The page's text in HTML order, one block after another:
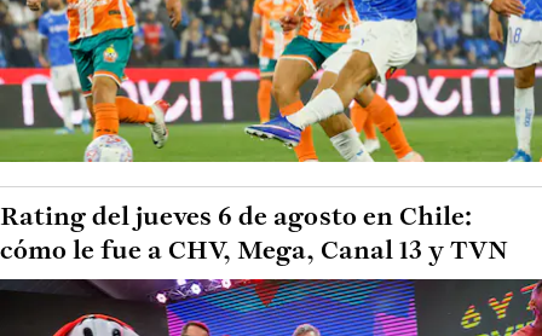
Rating del jueves 6 de agosto en Chile:
cómo le fue a CHV, Mega, Canal 13 y TVN